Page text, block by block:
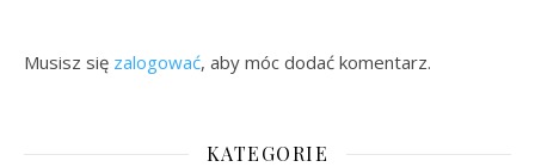
Musisz się zalogować, aby móc dodać komentarz.
KATEGORIE